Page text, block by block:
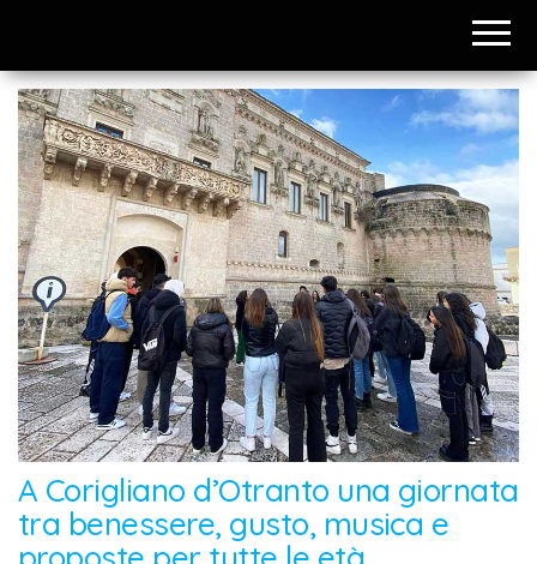
A Corigliano d’Otranto una giornata
tra benessere, gusto, musica e